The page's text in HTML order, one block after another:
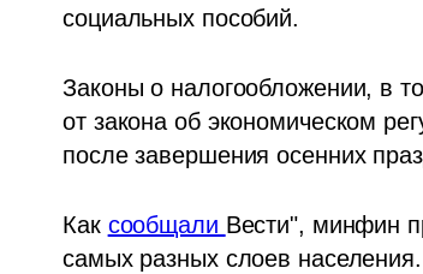
социальных пособий.
Законы о налогообложении, в
от закона об экономическом
после завершения осенних
Как сообщали Вести", минфин
самых разных слоев населения.